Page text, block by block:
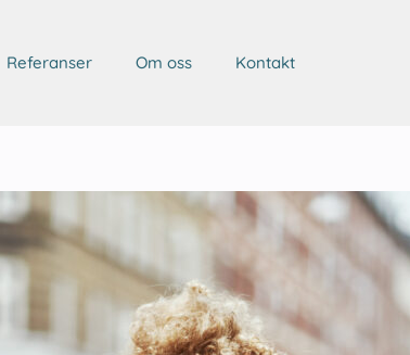
Referanser Om oss Kontakt